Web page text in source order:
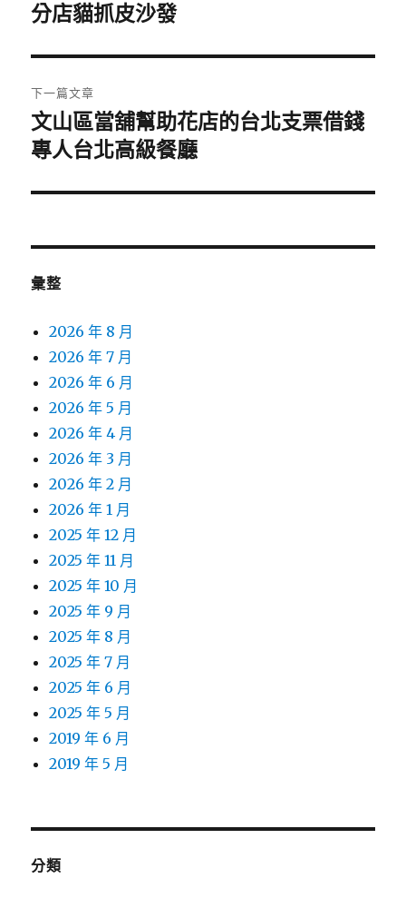
導
覽
一
文
章:
分店貓抓皮沙發
下一篇文章
下
一
文
文山區當舖幫助花店的台北支票借錢
專人台北高級餐廳
彙整
2026 年 8 月
2026 年 7 月
2026 年 6 月
2026 年 5 月
2026 年 4 月
2026 年 3 月
2026 年 2 月
2026 年 1 月
2025 年 12 月
2025 年 11 月
2025 年 10 月
2025 年 9 月
2025 年 8 月
2025 年 7 月
2025 年 6 月
2025 年 5 月
2019 年 6 月
2019 年 5 月
分類